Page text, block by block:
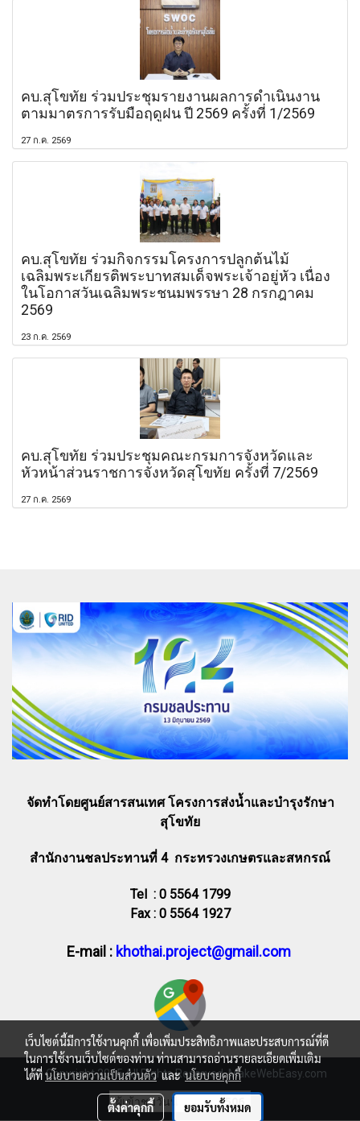
คบ.สุโขทัย ร่วมประชุมรายงานผลการดำเนินงาน
ตามมาตรการรับมือฤดูฝน ปี 2569 ครั้งที่ 1/2569
27 ก.ค. 2569
คบ.สุโขทัย ร่วมกิจกรรมโครงการปลูกต้นไม้
เฉลิมพระเกียรติพระบาทสมเด็จพระเจ้าอยู่หัว เนื่อง
ในโอกาสวันเฉลิมพระชนมพรรษา 28 กรกฎาคม
2569
23 ก.ค. 2569
คบ.สุโขทัย ร่วมประชุมคณะกรมการจังหวัดและ
หัวหน้าส่วนราชการจังหวัดสุโขทัย ครั้งที่ 7/2569
27 ก.ค. 2569
จัดทำโดยศูนย์สารสนเทศ โครงการส่งน้ำและบำรุงรักษา
สุโขทัย
สำนักงานชลประทานที่ 4 กระทรวงเกษตรและสหกรณ์
Tel : 0 5564 1799
Fax : 0 5564 1927
E-mail : khothai.project@gmail.com
© Copyright 2015 All Rights Reserved. MakeWebEasy.com
ผู้เข้าชมวันนี้ 506
เว็บไซต์นี้มีการใช้งานคุกกี้ เพื่อเพิ่มประสิทธิภาพและประสบการณ์ที่ดี
ในการใช้งานเว็บไซต์ของท่าน ท่านสามารถอ่านรายละเอียดเพิ่มเติม
ได้ที่นโยบายความเป็นส่วนตัวและนโยบายคุกกี้
ตั้งค่าคุกกี้ ยอมรับทั้งหมด